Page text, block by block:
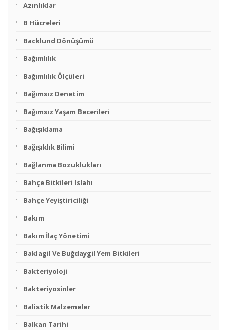
Azınlıklar
B Hücreleri
Backlund Dönüşümü
Bağımlılık
Bağımlılık Ölçüleri
Bağımsız Denetim
Bağımsız Yaşam Becerileri
Bağışıklama
Bağışıklık Bilimi
Bağlanma Bozuklukları
Bahçe Bitkileri Islahı
Bahçe Yeyiştiriciliği
Bakım
Bakım İlaç Yönetimi
Baklagil Ve Buğdaygil Yem Bitkileri
Bakteriyoloji
Bakteriyosinler
Balistik Malzemeler
Balkan Tarihi